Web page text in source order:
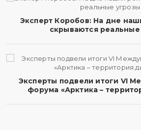
Эксперт Коробов: На дне
скрываются реальные
Эксперты подвели итоги VI
форума «Арктика –